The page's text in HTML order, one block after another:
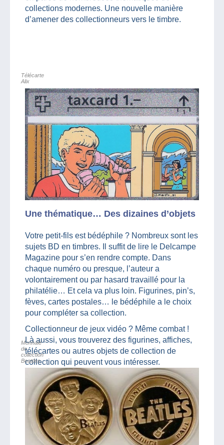
collections modernes. Une nouvelle manière
d’amener des collectionneurs vers le timbre.
Télécarte
Alix
Une thématique… Des dizaines d’objets
Votre petit-fils est bédéphile ? Nombreux sont les
sujets BD en timbres. Il suffit de lire le Delcampe
Magazine pour s’en rendre compte. Dans
chaque numéro ou presque, l’auteur a
volontairement ou par hasard travaillé pour la
philatélie… Et cela va plus loin. Figurines, pin’s,
fèves, cartes postales… le bédéphile a le choix
pour compléter sa collection.
Collectionneur de jeux vidéo ? Même combat !
Là aussi, vous trouverez des figurines, affiches,
télécartes ou autres objets de collection de
collection qui peuvent vous intéresser.
Monnaie
de
collection
Beattles